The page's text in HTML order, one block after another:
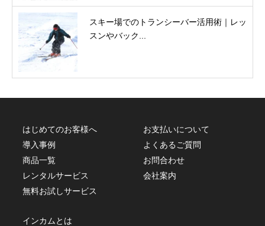
スキー場でのトランシーバー活用術｜レッ
スンやバック...
はじめてのお客様へ
導入事例
商品一覧
レンタルサービス
無料お試しサービス
お支払いについて
よくあるご質問
お問合わせ
会社案内
インカムとは